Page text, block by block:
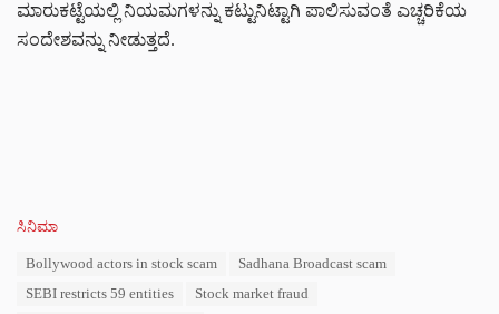
ಮಾರುಕಟ್ಟೆಯಲ್ಲಿ ನಿಯಮಗಳನ್ನು ಕಟ್ಟುನಿಟ್ಟಾಗಿ ಪಾಲಿಸುವಂತೆ ಎಚ್ಚರಿಕೆಯ
ಸಂದೇಶವನ್ನು ನೀಡುತ್ತದೆ.
C
ಸಿನಿಮಾ
Bollywood actors in stock scam
Sadhana Broadcast scam
SEBI restricts 59 entities
Stock market fraud